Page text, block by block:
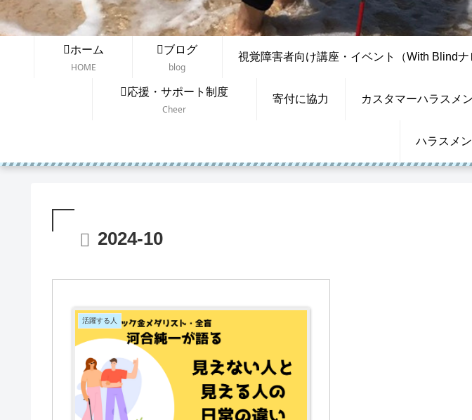
ホーム
HOME
ブログ
blog
視覚障害者向け講座・イベント（With Blindナ
応援・サポート制度
Cheer
寄付に協力 カスタマーハラスメ
ハラスメ
2024-10
活躍する人